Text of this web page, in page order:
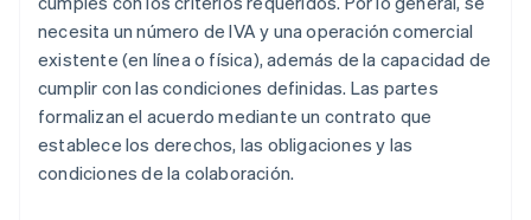
necesita un número de IVA y una operación comercial
existente (en línea o física), además de la capacidad de
cumplir con las condiciones definidas. Las partes
formalizan el acuerdo mediante un contrato que
establece los derechos, las obligaciones y las
condiciones de la colaboración.